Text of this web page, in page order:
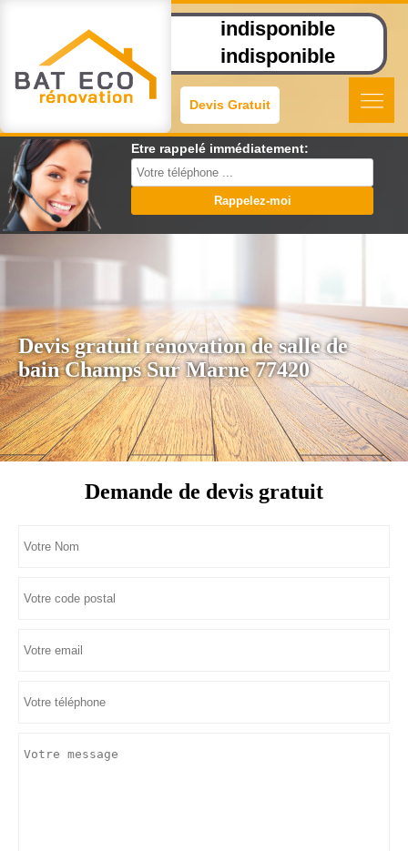
indisponible
indisponible
Devis Gratuit
Etre rappelé immédiatement:
Devis gratuit rénovation de salle de
bain Champs Sur Marne 77420
Demande de devis gratuit